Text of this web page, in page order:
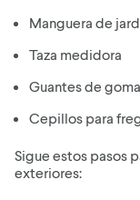
Manguera de
Taza medidora
Guantes de goma
Cepillos para
Sigue estos pasos
exteriores: